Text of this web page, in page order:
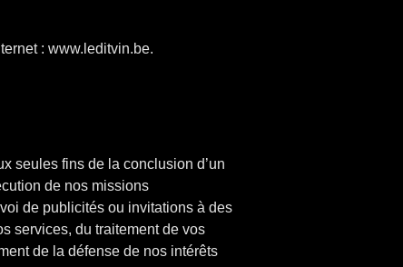
: www.leditvin.be.
seules fins de la conclusion d’un
de nos missions
de publicités ou invitations à des
services, du traitement de vos
de la défense de nos intérêts